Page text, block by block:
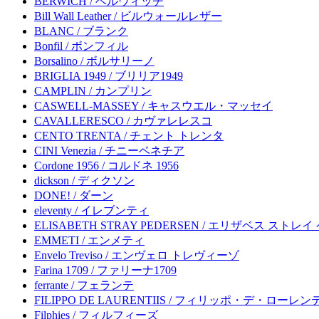
Bill Wall Leather / ビルウォールレザー
BLANC / ブランク
Bonfil / ボンフィル
Borsalino / ボルサリーノ
BRIGLIA 1949 / ブリリア1949
CAMPLIN / カンプリン
CASWELL-MASSEY / キャスウエル・マッセイ
CAVALLERESCO / カヴァレレスコ
CENTO TRENTA / チェント トレンタ
CINI Venezia / チニーベネチア
Cordone 1956 / コルドネ 1956
dickson / ディクソン
DONE! / ダーン
eleventy / イレブンティ
ELISABETH STRAY PEDERSEN / エリザベス ストレイ
EMMETI / エンメティ
Envelo Treviso / エンヴェロ トレヴィーゾ
Farina 1709 / ファリーナ1709
ferrante / フェランテ
FILIPPO DE LAURENTIIS / フィリッポ・デ・ローレン
Filphies / フィルフィーズ